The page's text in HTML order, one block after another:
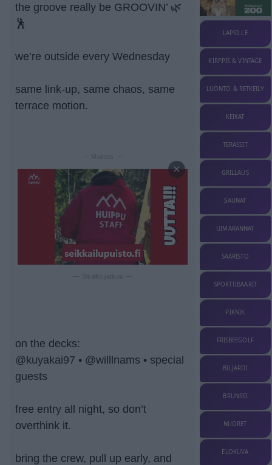
the groove really be GROOVIN’ 🌿
🕺
we’re outside every Wednesday
same link-up, same chaos, same
terrace motion.
— Mainos —
×
on the decks:
@kuyakai97 • @willlnams • special
guests
free entry all night, so don’t
overthink it.
bring the crew, pull up early, and
LAPSILLE
KIRPPIS & VINTAGE
LUONTO & RETKEILY
KEIKAT
TERASSIT
GRILLAUS
SAUNAT
UIMARANNAT
SAARISTO
SPORTTIBAARIT
PIKNIK
FRISBEEGOLF
BILJARDI
BRUNSSI
NUORET
ELOKUVA